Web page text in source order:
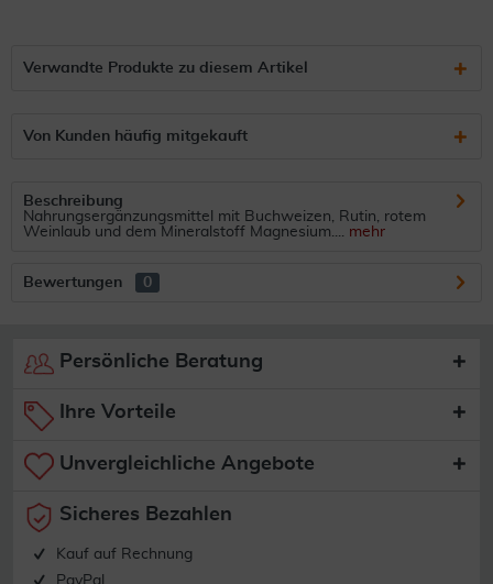
Verwandte Produkte zu diesem Artikel
Von Kunden häufig mitgekauft
Beschreibung
Nahrungsergänzungsmittel mit Buchweizen, Rutin, rotem
Weinlaub und dem Mineralstoff Magnesium.... mehr
Bewertungen 0
Persönliche Beratung
Ihre Vorteile
Unvergleichliche Angebote
Sicheres Bezahlen
Kauf auf Rechnung
PayPal